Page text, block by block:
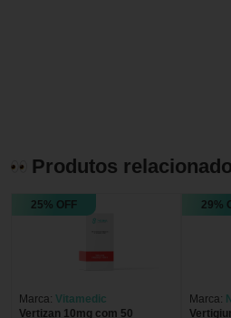
Produtos
25% OFF
Marca: Vitamedic
Vertizan 10mg com 50
29%
Marca: